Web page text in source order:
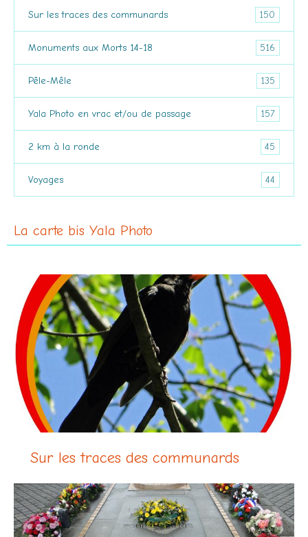
Sur les traces des communards 150
Monuments aux Morts 14-18 516
Pêle-Mêle 135
Yala Photo en vrac et/ou de passage 157
2 km à la ronde 45
Voyages 44
La carte bis Yala Photo
Sur les traces des communards